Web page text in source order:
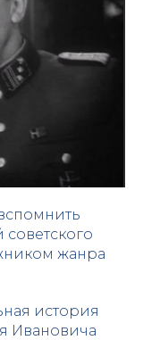
жанра
история
Ивановича